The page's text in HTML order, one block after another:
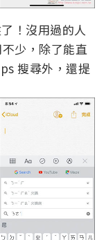
！沒用過的人
少，除了能直
搜尋外，還提